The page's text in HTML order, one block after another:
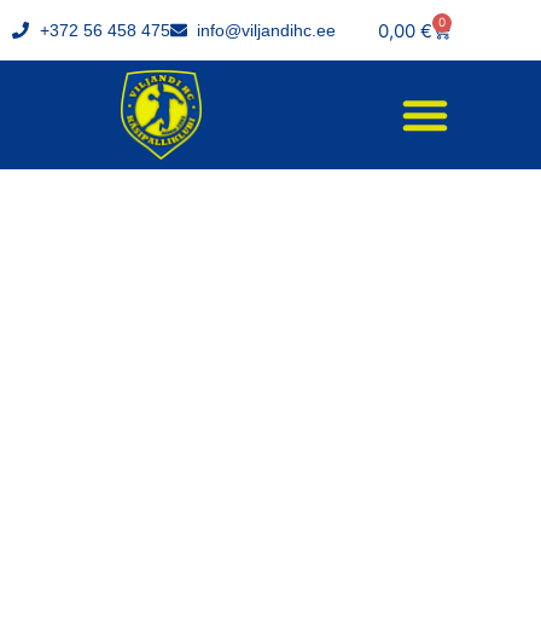
+372 56 458 475 info@viljandihc.ee 0,00 € 0